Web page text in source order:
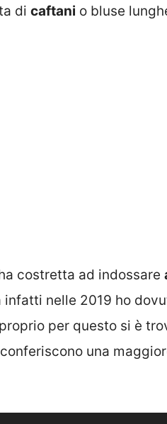
di caftani o bluse
costretta ad indossare
infatti nelle 2019 ho
per questo si è
una